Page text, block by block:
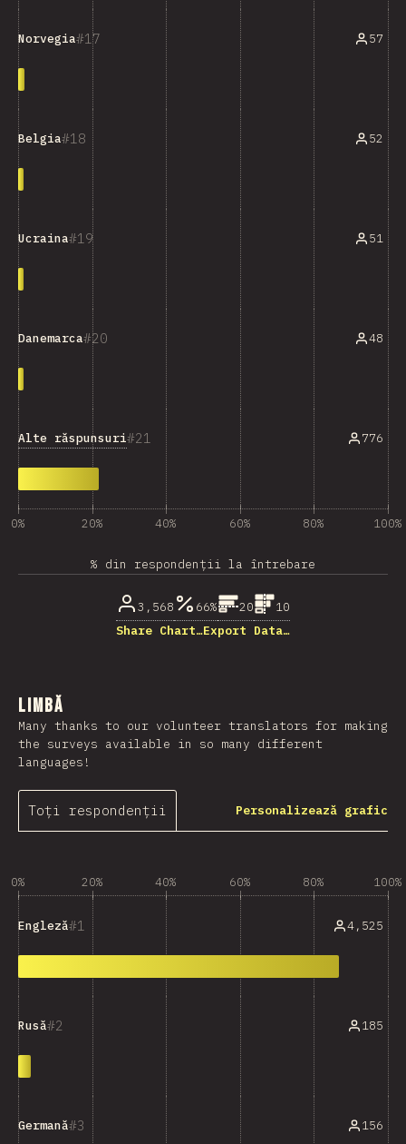
17
Norvegia 57
18
Belgia 52
19
Ucraina 51
20
Danemarca 48
21
Alte răspunsuri 776
0% 20% 40% 60% 80% 100%
% din respondenții la întrebare
3,568 66% 20
10
Share Chart…Export Data…
Limbă
Many thanks to our volunteer translators for making
the surveys available in so many different
languages!
Toți respondenții Personalizează grafic
0% 20% 40% 60% 80% 100%
1
Engleză 4,525
2
Rusă 185
3
Germană 156